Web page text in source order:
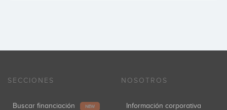
SECCIONES
Buscar financiación NEW
NOSOTROS
Información corporativa